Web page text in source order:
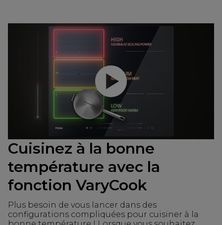
Lancer la vidéo
Cuisinez à la bonne
température avec la
fonction VaryCook
Plus besoin de vous lancer dans des
configurations compliquées pour cuisiner à la